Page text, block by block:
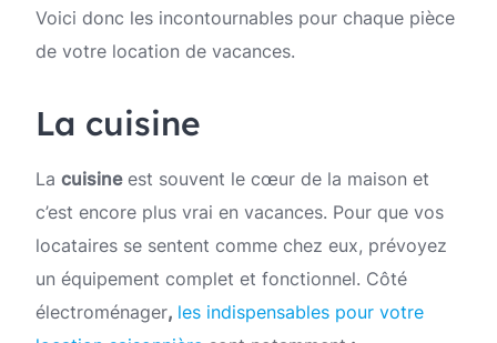
Voici donc les incontournables pour chaque pièce
de votre location de vacances.
La cuisine
La cuisineest souvent le cœur de la maison et
c’est encore plus vrai en vacances. Pour que vos
locataires se sentent comme chez eux, prévoyez
un équipement complet et fonctionnel. Côté
électroménager, les indispensables pour votre